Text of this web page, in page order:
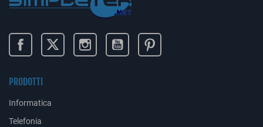
PRODOTTI
Informatica
Telefonia